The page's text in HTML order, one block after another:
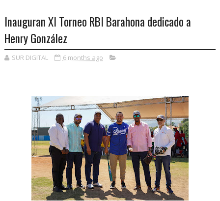
Inauguran XI Torneo RBI Barahona dedicado a
Henry González
SUR DIGITAL 6 months ago